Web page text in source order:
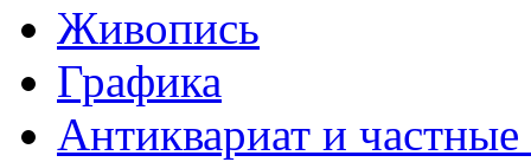
Живопись
Графика
Антиквариат и